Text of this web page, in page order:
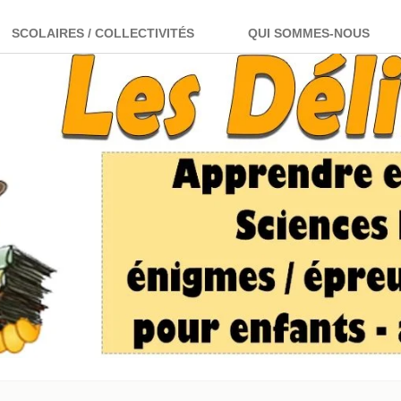
SCOLAIRES / COLLECTIVITÉS QUI SOMMES-NOUS